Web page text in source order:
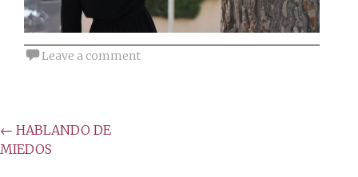
Leave a comment
Post
navigation
← HABLANDO DE
MIEDOS